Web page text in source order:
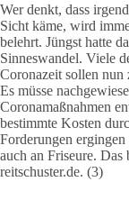
Wer denkt, dass
Sicht käme, wird
belehrt. Jüngst hatte
Sinneswandel. Viele
Coronazeit sollen
Es müsse
Coronamaßnahmen
bestimmte Kosten
Forderungen
auch an Friseure.
reitschuster.de. (3)